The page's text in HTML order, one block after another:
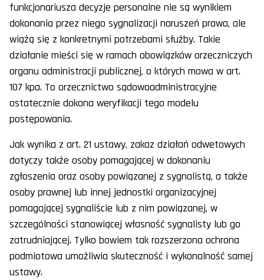
funkcjonariusza decyzje personalne nie są wynikiem
dokonania przez niego sygnalizacji naruszeń prawa, ale
wiążą się z konkretnymi potrzebami służby. Takie
działanie mieści się w ramach obowiązków orzeczniczych
organu administracji publicznej, o których mowa w art.
107 kpa. To orzecznictwo sądowoadministracyjne
ostatecznie dokona weryfikacji tego modelu
postępowania.
Jak wynika z art. 21 ustawy, zakaz działań odwetowych
dotyczy także osoby pomagającej w dokonaniu
zgłoszenia oraz osoby powiązanej z sygnalistą, a także
osoby prawnej lub innej jednostki organizacyjnej
pomagającej sygnaliście lub z nim powiązanej, w
szczególności stanowiącej własność sygnalisty lub go
zatrudniającej. Tylko bowiem tak rozszerzona ochrona
podmiotowa umożliwia skuteczność i wykonalność samej
ustawy.